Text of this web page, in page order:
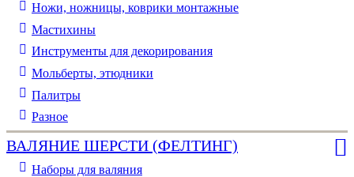
Ножи, ножницы, коврики монтажные
Мастихины
Инструменты для декорирования
Мольберты, этюдники
Палитры
Разное
ВАЛЯНИЕ ШЕРСТИ (ФЕЛТИНГ)
Наборы для валяния